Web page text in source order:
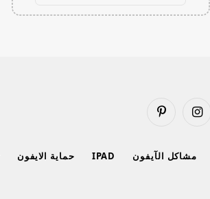
الانستغرامبينتيريست
مشاكل الآيفون IPAD حماية الايفون